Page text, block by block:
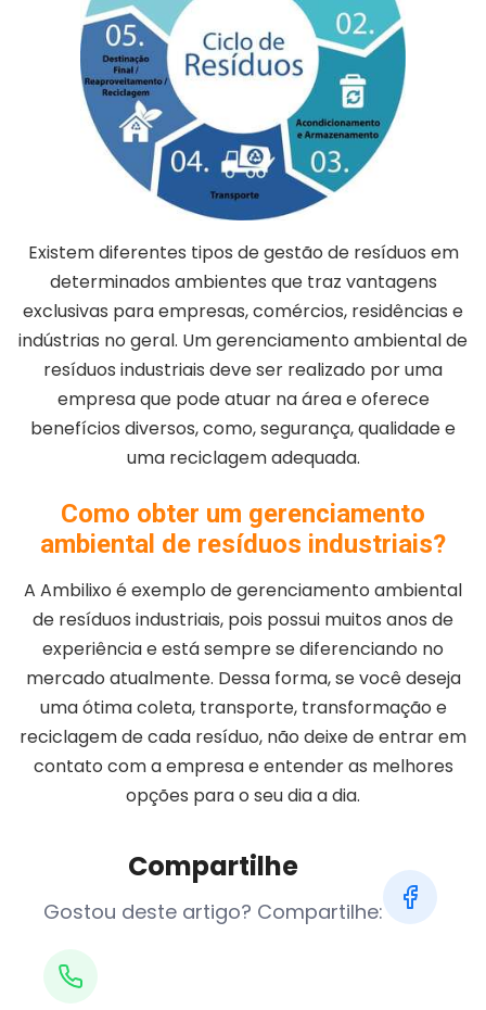
Existem diferentes tipos de gestão de resíduos em
determinados ambientes que traz vantagens
exclusivas para empresas, comércios, residências e
indústrias no geral. Um gerenciamento ambiental de
resíduos industriais deve ser realizado por uma
empresa que pode atuar na área e oferece
benefícios diversos, como, segurança, qualidade e
uma reciclagem adequada.
Como obter um gerenciamento
ambiental de resíduos industriais?
A Ambilixo é exemplo de gerenciamento ambiental
de resíduos industriais, pois possui muitos anos de
experiência e está sempre se diferenciando no
mercado atualmente. Dessa forma, se você deseja
uma ótima coleta, transporte, transformação e
reciclagem de cada resíduo, não deixe de entrar em
contato com a empresa e entender as melhores
opções para o seu dia a dia.
Compartilhe
Gostou deste artigo? Compartilhe: